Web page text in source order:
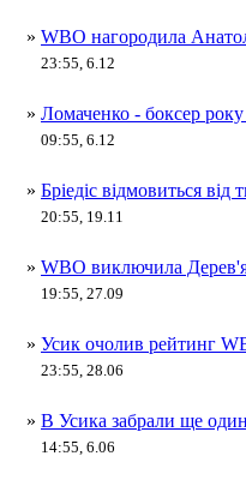
» WBO нагородила
23:55, 6.12
» Ломаченко - боксер
09:55, 6.12
» Бріедіс відмовиться від
20:55, 19.11
» WBO виключила
19:55, 27.09
» Усик очолив рейтинг
23:55, 28.06
» В Усика забрали ще
14:55, 6.06